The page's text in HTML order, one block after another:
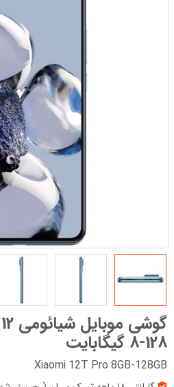
128-8 گیگابایت
Xiaomi 12T Pro 8GB-128GB